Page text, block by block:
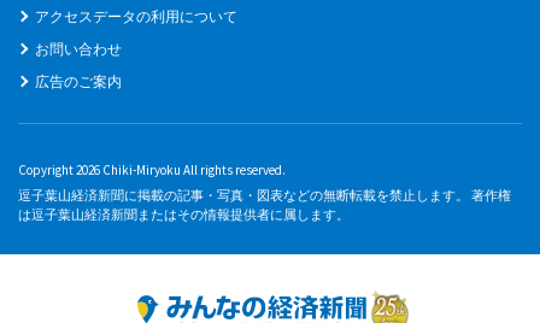
アクセスデータの利用について
お問い合わせ
広告のご案内
Copyright 2026 Chiki-Miryoku All rights reserved.
逗子葉山経済新聞に掲載の記事・写真・図表などの無断転載を禁止します。 著作権
は逗子葉山経済新聞またはその情報提供者に属します。